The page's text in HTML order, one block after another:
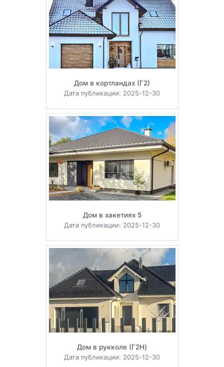
Дом в кортландах (Г2)
Дата публикации: 2025-12-30
Дом в хакетиях 5
Дата публикации: 2025-12-30
Дом в рукколе (Г2H)
Дата публикации: 2025-12-30